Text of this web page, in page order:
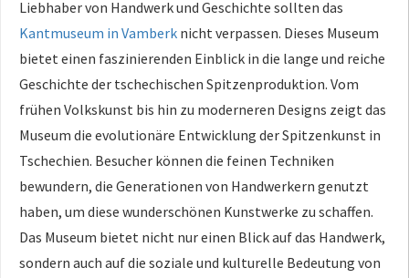
Liebhaber von Handwerk und Geschichte sollten das
Kantmuseum in Vamberk nicht verpassen. Dieses Museum
bietet einen faszinierenden Einblick in die lange und reiche
Geschichte der tschechischen Spitzenproduktion. Vom
frühen Volkskunst bis hin zu moderneren Designs zeigt das
Museum die evolutionäre Entwicklung der Spitzenkunst in
Tschechien. Besucher können die feinen Techniken
bewundern, die Generationen von Handwerkern genutzt
haben, um diese wunderschönen Kunstwerke zu schaffen.
Das Museum bietet nicht nur einen Blick auf das Handwerk,
sondern auch auf die soziale und kulturelle Bedeutung von